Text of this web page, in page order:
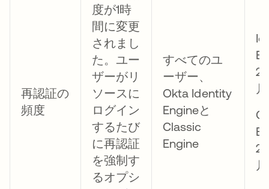
再認証の
頻度
度が1時
間に変更
されまし
た。ユー
ザーがリ
ソースに
ログイン
するたび
に再認証
を強制す
るオプシ
すべてのユ
ーザー、
Okta Identity
Engineと
Classic
Engine
月
月